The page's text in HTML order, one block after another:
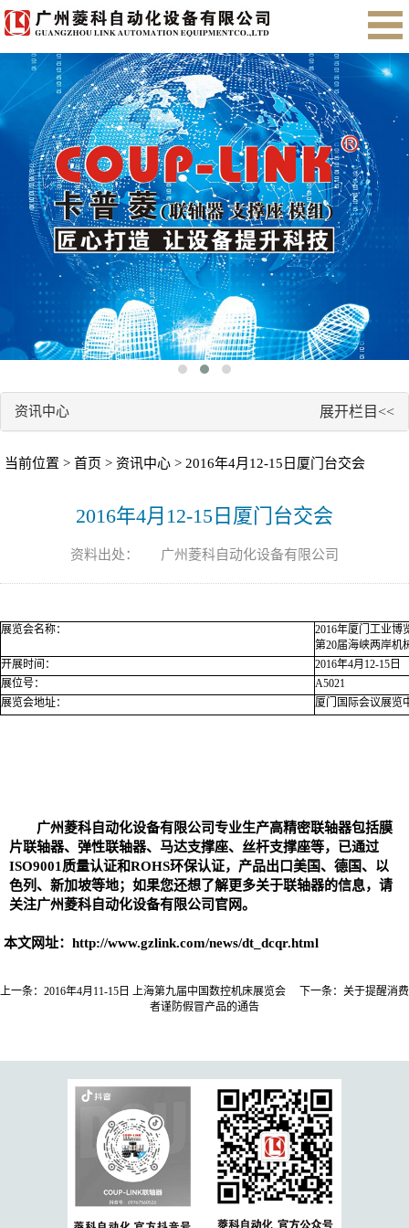
首页 关于我们 产品展示 售后服务
会员注册
English
资讯中心 展开栏目<<
当前位置 > 首页 > 资讯中心 > 2016年4月12-15日厦门台交会
2016年4月12-15日厦门台交会
资料出处： 广州菱科自动化设备有限公司
展览会名称：
2016年厦门工业博
第20届海峡两岸机
开展时间：
2016年4月12-15日
展位号：
A5021
展览会地址：
厦门国际会议展览
广州菱科自动化设备有限公司专业生产高精密联轴器包括膜
片联轴器、 弹性联轴器、 马达支撑座、丝杆支撑座等，已通过
ISO9001质量认证和ROHS环保认证，产品出口美国、德国、以
色列、新加坡等地；如果您还想了解更多关于联轴器的信息，请
关注广州菱科自动化设备有限公司官网。
本文网址： http://www.gzlink.com/news/dt_dcqr.html
上一条： 2016年4月11-15日 上海第九届中国数控机床展览会 下一条： 关于提醒消费
者谨防假冒产品的通告